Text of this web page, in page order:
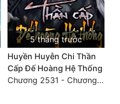
5 tháng trước
Huyền Huyễn Chi Thần
Cấp Đế Hoàng Hệ Thống
Chương 2531 - Chương cuối